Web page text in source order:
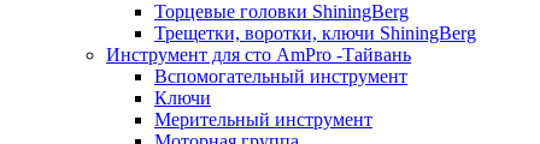
Торцевые головки ShiningBerg
Трещетки, воротки, ключи ShiningBerg
Инструмент для сто AmPro -Тайвань
Вспомогательный инструмент
Ключи
Мерительный инструмент